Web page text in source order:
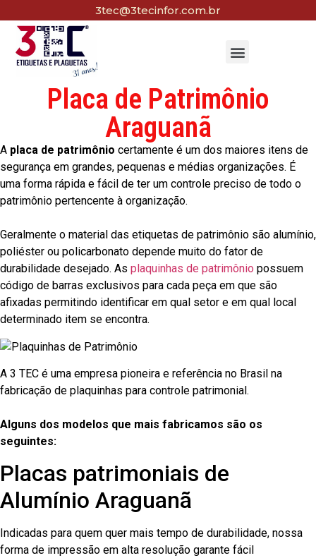
3tec@3tecinfor.com.br
Placa de Patrimônio
Araguanã
A placa de patrimônio certamente é um dos maiores itens de
segurança em grandes, pequenas e médias organizações. É
uma forma rápida e fácil de ter um controle preciso de todo o
patrimônio pertencente à organização.
Geralmente o material das etiquetas de patrimônio são alumínio,
poliéster ou policarbonato depende muito do fator de
durabilidade desejado. As plaquinhas de patrimônio possuem
código de barras exclusivos para cada peça em que são
afixadas permitindo identificar em qual setor e em qual local
determinado item se encontra.
A 3 TEC é uma empresa pioneira e referência no Brasil na
fabricação de plaquinhas para controle patrimonial.
Alguns dos modelos que mais fabricamos são os
seguintes:
Placas patrimoniais de
Alumínio Araguanã
Indicadas para quem quer mais tempo de durabilidade, nossa
forma de impressão em alta resolução garante fácil